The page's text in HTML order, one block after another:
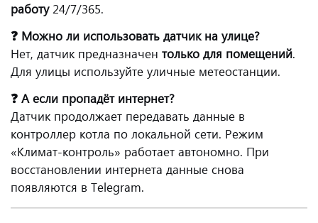
работу24/7/365.
❓ Можно ли использовать датчик на улице?
Нет, датчик предназначен только для помещений.
Для улицы используйте уличные метеостанции.
❓ А если пропадёт интернет?
Датчик продолжает передавать данные в
контроллер котла по локальной сети. Режим
«Климат-контроль» работает автономно. При
восстановлении интернета данные снова
появляются в Telegram.